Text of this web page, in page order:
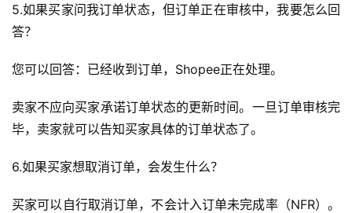
5.如果买家问我订单状态，但订单正在审核中，我要怎么回
答？
您可以回答：已经收到订单，Shopee正在处理。
卖家不应向买家承诺订单状态的更新时间。一旦订单审核完
毕，卖家就可以告知买家具体的订单状态了。
6.如果买家想取消订单，会发生什么？
买家可以自行取消订单，不会计入订单未完成率（NFR）。